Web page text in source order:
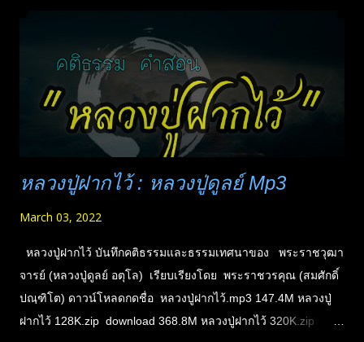
กัจจายนเถระ ว่าเป็นผู้เลิศในการอธิบายธรรมโดยย่อ ให้พิสดาร
(ละเอียด) ทรงรับรองว่าที่สาวกแสดงนั้นถูกต้อง ถ้าเป็นพระองค์ก็...
หลวงปู่ฝากไว้ : หลวงปู่ดูลย์ Mp3
March 03, 2022
หลวงปู่ฝากไว้ บันทึกคติธรรมและธรรมเทศนาของ พระราชวุฒา
จารย์ (หลวงปู่ดูลย์ อตุโล) เรียบเรียงโดย พระราชวรคุณ (สมศักดิ์
ปณฺฑิโต) ดาวน์โหลดกดชื่อ หลวงปู่ฝากไว้.mp3 147.4M หลวงปู่
ฝากไว้ 128K.zip download 368.8M หลวงปู่ฝากไว้ 320K.zip